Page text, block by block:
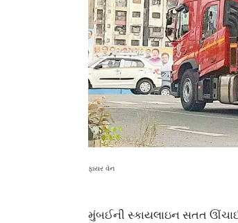
ફાયર વૅન
મુંબઈની સ્કાયલાઇન સતત ઊંચાઈ